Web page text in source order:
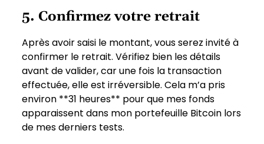
5. Confirmez votre retrait
Après avoir saisi le montant, vous serez invité à
confirmer le retrait. Vérifiez bien les détails
avant de valider, car une fois la transaction
effectuée, elle est irréversible. Cela m’a pris
environ **31 heures** pour que mes fonds
apparaissent dans mon portefeuille Bitcoin lors
de mes derniers tests.